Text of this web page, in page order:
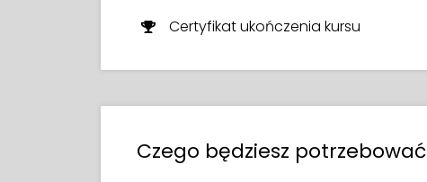
Certyfikat ukończenia kursu
Czego będziesz potrzebować